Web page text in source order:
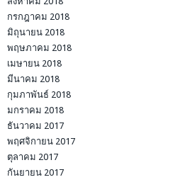
กรกฎาคม 2018
มิถุนายน 2018
พฤษภาคม 2018
เมษายน 2018
มีนาคม 2018
กุมภาพันธ์ 2018
มกราคม 2018
ธันวาคม 2017
พฤศจิกายน 2017
ตุลาคม 2017
กันยายน 2017